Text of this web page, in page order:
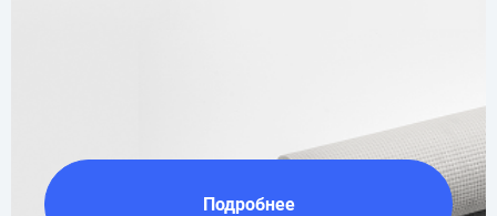
Подробнее